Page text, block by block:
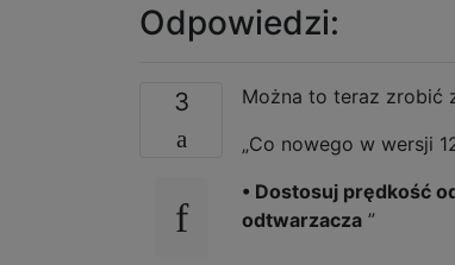
Odpowiedzi:
3 Można to teraz zrobić
„Co nowego w wersji
• Dostosuj prędkość
odtwarzacza ”